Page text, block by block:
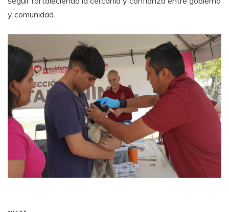
y comunidad.